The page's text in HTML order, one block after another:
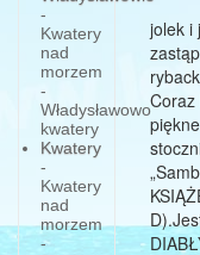
-
Kwatery
nad
morzem
-
Władysławowo
kwatery
Kwatery
-
Kwatery
nad
morzem
-
jolek i
Coraz